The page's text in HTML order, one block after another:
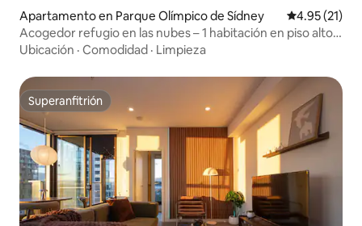
Apartamento en Parque Olímpico de Sídney Calificación
4.95 (21)
Acogedor refugio en las nubes – 1 habitación en piso alto
con vistas
Ubicación · Comodidad · Limpieza
Superanfitrión
Superanfitrión